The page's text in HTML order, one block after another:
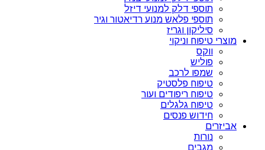
תוספי דלק למנועי דיזל
תוספי פלאש מנוע רדיאטור וגיר
סיליקון וגריז
מוצרי טיפוח וניקוי
ווקס
פוליש
שמפו לרכב
טיפוח פלסטיק
טיפוח ריפודים ועור
טיפוח גלגלים
חידוש פנסים
אביזרים
נורות
מגבים